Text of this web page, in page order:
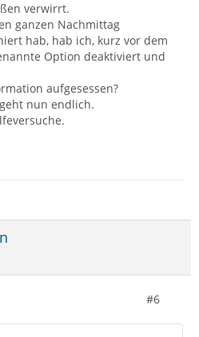
verwirrt.
ganzen Nachmittag
hab, hab ich, kurz vor dem
Option deaktiviert und
aufgesessen?
nun endlich.
#6